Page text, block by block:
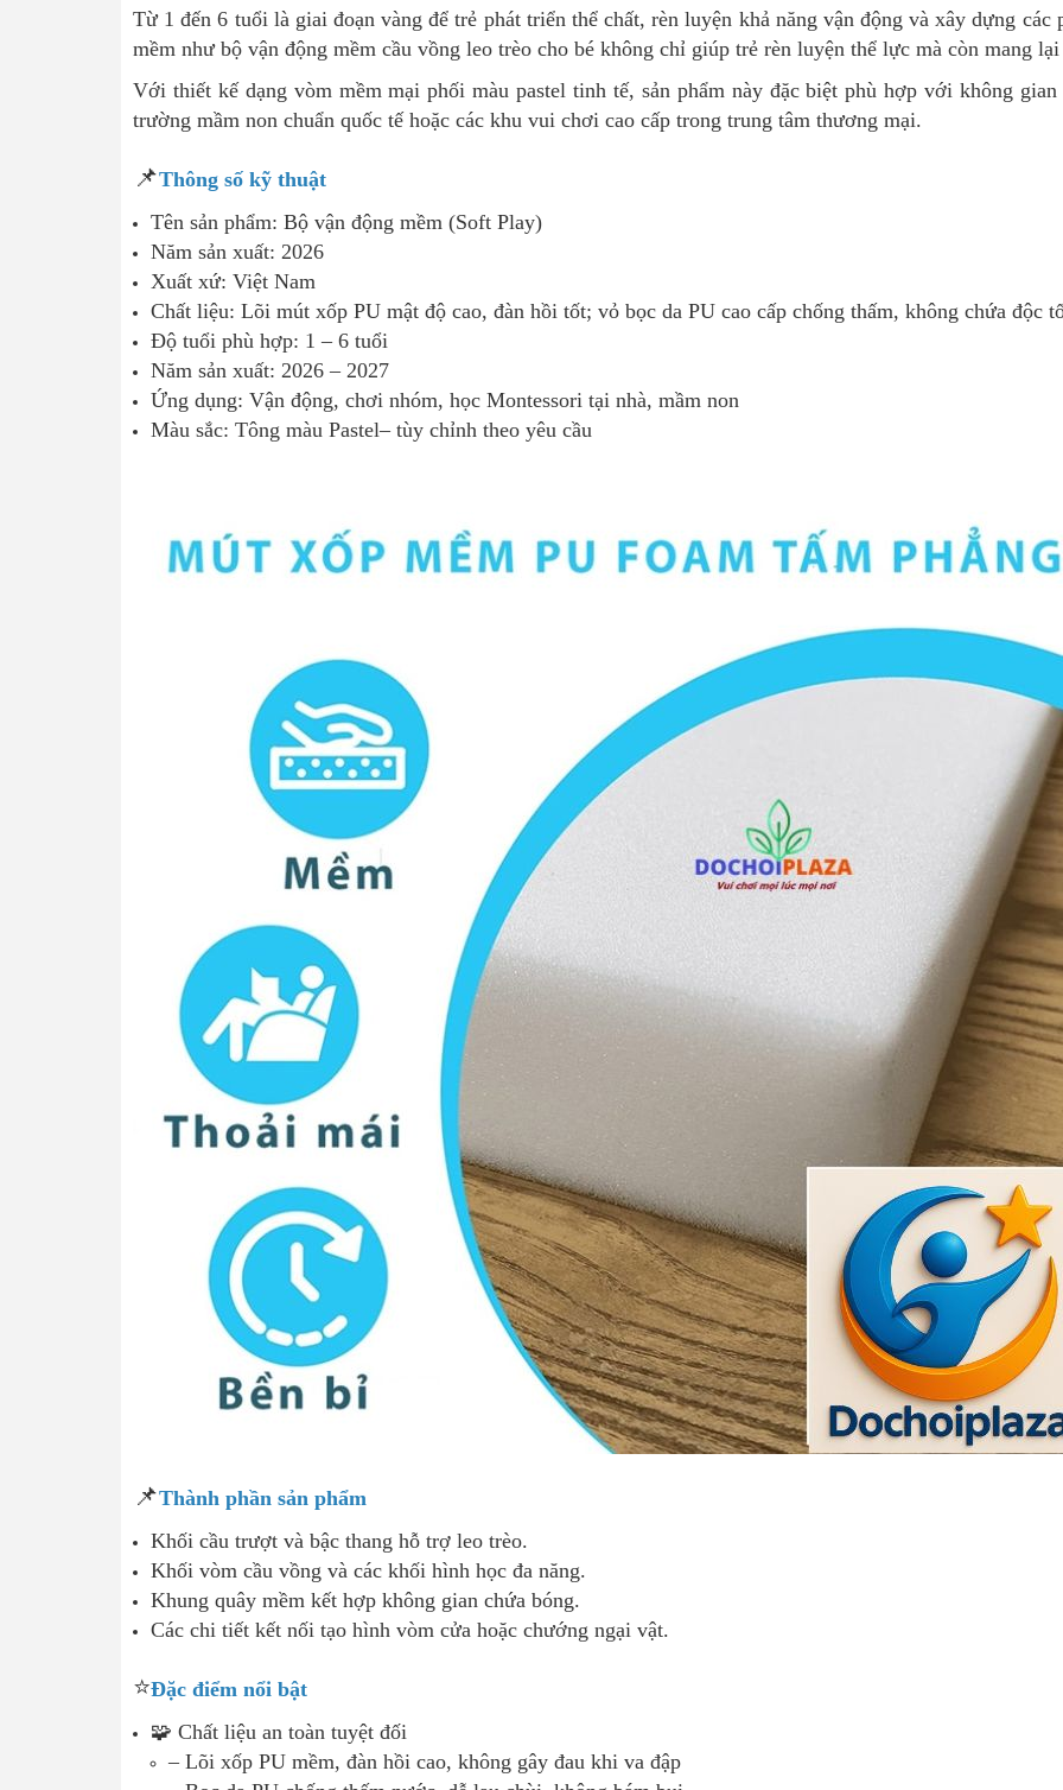
Từ 1 đến 6 tuổi là giai đoạn vàng để trẻ phát triển thể chất, rèn luyện khả năng vận động và xây dựng
mềm như bộ vận động mềm cầu vồng leo trèo cho bé không chỉ giúp trẻ rèn luyện thể lực mà còn mang
Với thiết kế dạng vòm mềm mại phối màu pastel tinh tế, sản phẩm này đặc biệt phù hợp với không
trường mầm non chuẩn quốc tế hoặc các khu vui chơi cao cấp trong trung tâm thương mại.
📌Thông số kỹ thuật
Tên sản phẩm: Bộ vận động mềm (Soft Play)
Năm sản xuất: 2026
Xuất xứ: Việt Nam
Chất liệu: Lõi mút xốp PU mật độ cao, đàn hồi tốt; vỏ bọc da PU cao cấp chống thấm, không chứa độc
Độ tuổi phù hợp: 1 – 6 tuổi
Năm sản xuất: 2026 – 2027
Ứng dụng: Vận động, chơi nhóm, học Montessori tại nhà, mầm non
Màu sắc: Tông màu Pastel– tùy chỉnh theo yêu cầu
📌Thành phần sản phẩm
Khối cầu trượt và bậc thang hỗ trợ leo trèo.
Khối vòm cầu vồng và các khối hình học đa năng.
Khung quây mềm kết hợp không gian chứa bóng.
Các chi tiết kết nối tạo hình vòm cửa hoặc chướng ngại vật.
⭐Đặc điểm nổi bật
🧩 Chất liệu an toàn tuyệt đối
– Lõi xốp PU mềm, đàn hồi cao, không gây đau khi va đập